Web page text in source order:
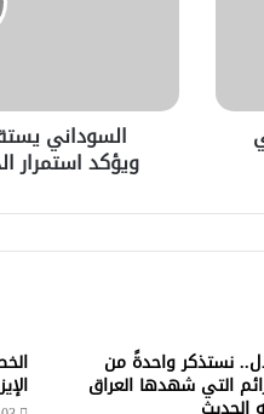
السوداني
ويؤكد استمرار
نستذكر واحدةً من
التي شهدها العراق